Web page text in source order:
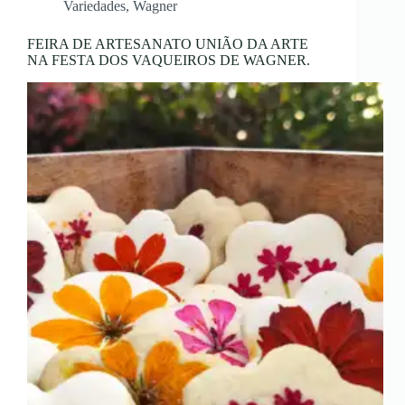
Variedades, Wagner
FEIRA DE ARTESANATO UNIÃO DA ARTE
NA FESTA DOS VAQUEIROS DE WAGNER.